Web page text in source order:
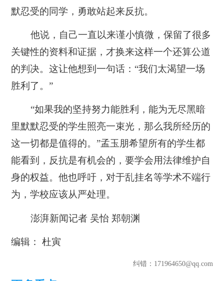
默忍受的同学，勇敢站起来反抗。
他说，自己一直以来谨小慎微，保留了很多
关键性的资料和证据，才换来这样一个还算公道
的判决。这让他想到一句话：“我们太渴望一场
胜利了。”
“如果我的坚持努力能胜利，能为无尽黑暗
里默默忍受的学生照亮一束光，那么我所经历的
这一切都是值得的。”孟玉朋希望所有的学生都
能看到，反抗是有机会的，要学会用法律维护自
身的权益。他也呼吁，对于乱挂名等学术不端行
为，学校应该从严处理。
澎湃新闻记者 吴怡 郑朝渊
编辑： 杜寅
纠错：171964650@qq.com